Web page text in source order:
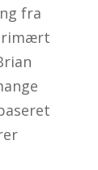
fra